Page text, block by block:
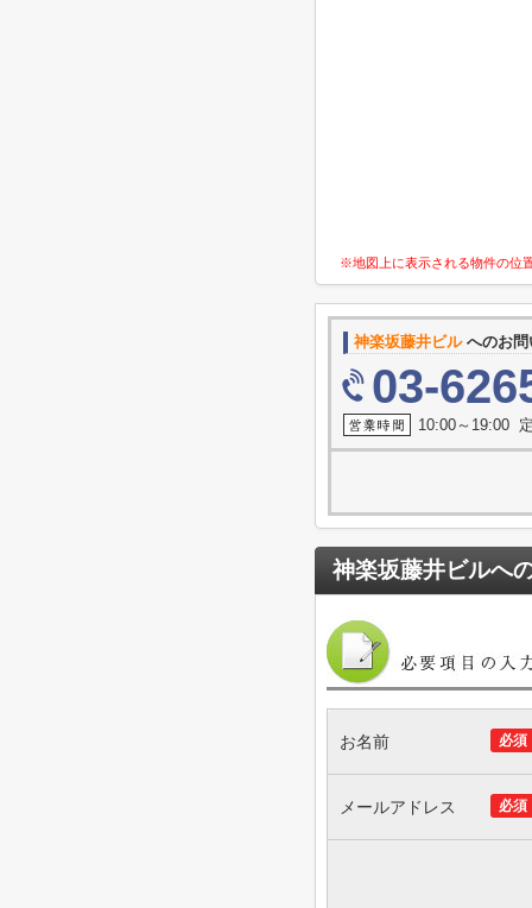
※地図上に表示される物件の位
神楽坂藤井ビルへのお問
03-
10:00～19:00
神楽坂藤井ビルへ
必須
お名前
必須
メールアドレス